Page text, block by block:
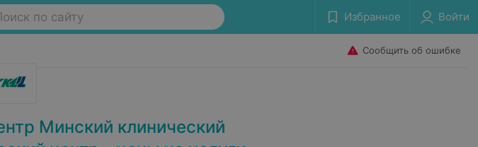
по сайту Избранное Войти
Сообщить об ошибке
Минский клинический